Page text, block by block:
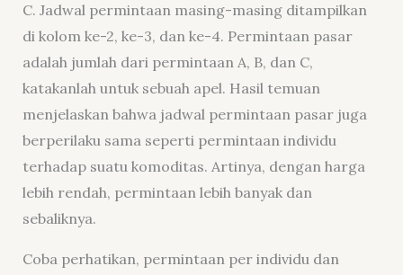
C. Jadwal permintaan masing-masing ditampilkan
di kolom ke-2, ke-3, dan ke-4. Permintaan pasar
adalah jumlah dari permintaan A, B, dan C,
katakanlah untuk sebuah apel. Hasil temuan
menjelaskan bahwa jadwal permintaan pasar juga
berperilaku sama seperti permintaan individu
terhadap suatu komoditas. Artinya, dengan harga
lebih rendah, permintaan lebih banyak dan
sebaliknya.
Coba perhatikan, permintaan per individu dan